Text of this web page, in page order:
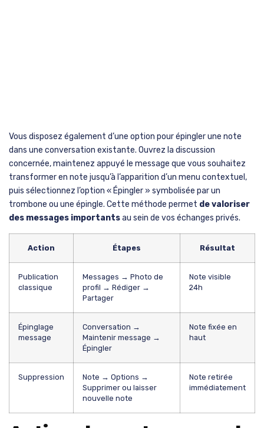
Vous disposez également d’une option pour épingler une note
dans une conversation existante. Ouvrez la discussion
concernée, maintenez appuyé le message que vous souhaitez
transformer en note jusqu’à l’apparition d’un menu contextuel,
puis sélectionnez l’option « Épingler » symbolisée par un
trombone ou une épingle. Cette méthode permet de valoriser
des messages importantsau sein de vos échanges privés.
Action Étapes Résultat
Publication
classique
Messages → Photo de
profil → Rédiger →
Partager
Note visible
24h
Épinglage
message
Conversation →
Maintenir message →
Épingler
Note fixée en
haut
Suppression
Note → Options →
Supprimer ou laisser
nouvelle note
Note retirée
immédiatement